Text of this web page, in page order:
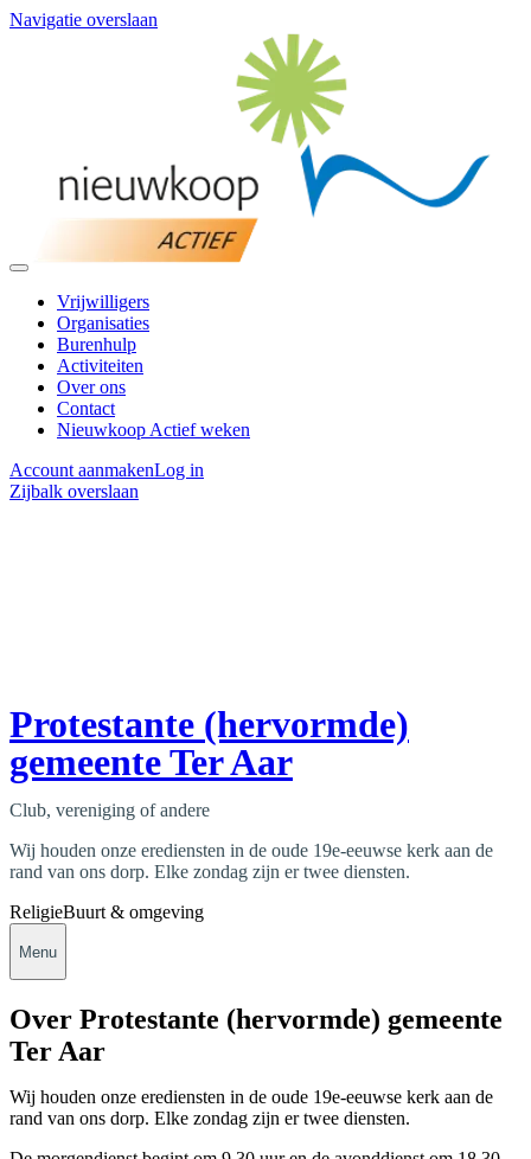
Navigatie overslaan
Vrijwilligers
Organisaties
Burenhulp
Activiteiten
Over ons
Contact
Nieuwkoop Actief weken
Account aanmakenLog in
Zijbalk overslaan
Protestante (hervormde)
gemeente Ter Aar
Club, vereniging of andere
Wij houden onze erediensten in de oude 19e-eeuwse kerk aan de
rand van ons dorp. Elke zondag zijn er twee diensten.
ReligieBuurt & omgeving
Menu
Over Protestante (hervormde) gemeente
Ter Aar
Wij houden onze erediensten in de oude 19e-eeuwse kerk aan de
rand van ons dorp. Elke zondag zijn er twee diensten.